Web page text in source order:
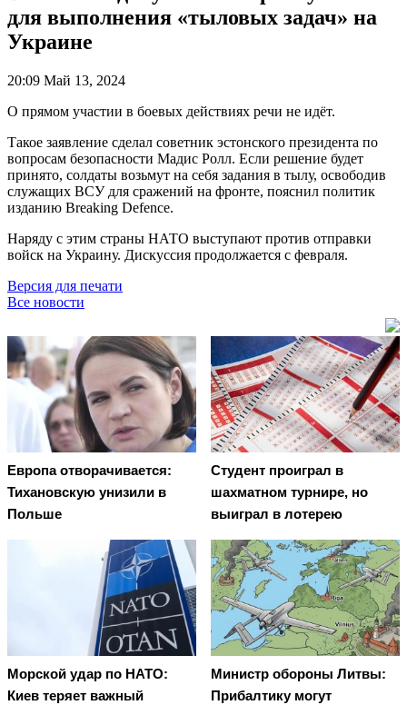
для выполнения «тыловых задач» на
Украине
20:09 Май 13, 2024
О прямом участии в боевых действиях речи не идёт.
Такое заявление сделал советник эстонского президента по
вопросам безопасности Мадис Ролл. Если решение будет
принято, солдаты возьмут на себя задания в тылу, освободив
служащих ВСУ для сражений на фронте, пояснил политик
изданию Breaking Defence.
Наряду с этим страны НАТО выступают против отправки
войск на Украину. Дискуссия продолжается с февраля.
Версия для печати
Все новости
Европа отворачивается:
Тихановскую унизили в
Польше
Студент проиграл в
шахматном турнире, но
выиграл в лотерею
Морской удар по НАТО:
Киев теряет важный
Министр обороны Литвы:
Прибалтику могут